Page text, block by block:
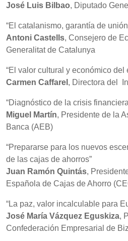
José Luis Bilbao, Diputado
“El catalanismo, garantía de
Antoni Castells, Consejero de
Generalitat de Catalunya
“El valor cultural y económico del
Carmen Caffarel , Directora del
“Diagnóstico de la crisis
Miguel Martín, Presidente de la
Banca (AEB)
“Prepararse para los nuevos
de las cajas de ahorros”
Juan Ramón Quintás,
Española de Cajas de Ahorro
“La paz, valor incalculable para
José María Vázquez Eguskiza,
Confederación Empresarial de